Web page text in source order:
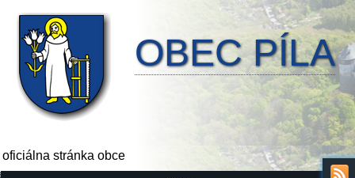
OBEC PÍLA
oficiálna stránka obce